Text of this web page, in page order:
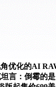
优化的AI
言：倒霉